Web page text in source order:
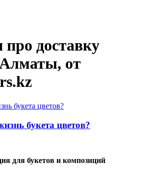
доставку
от
букета цветов?
для букетов и композиций